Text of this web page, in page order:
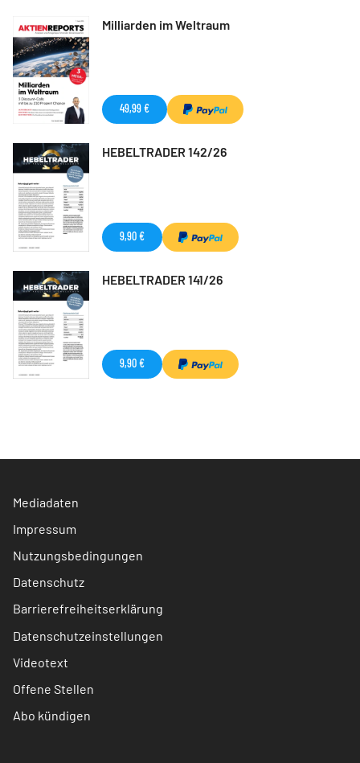
Milliarden im Weltraum
49,99 €
HEBELTRADER 142/26
9,90 €
HEBELTRADER 141/26
9,90 €
Mediadaten
Impressum
Nutzungsbedingungen
Datenschutz
Barrierefreiheitserklärung
Datenschutzeinstellungen
Videotext
Offene Stellen
Abo kündigen